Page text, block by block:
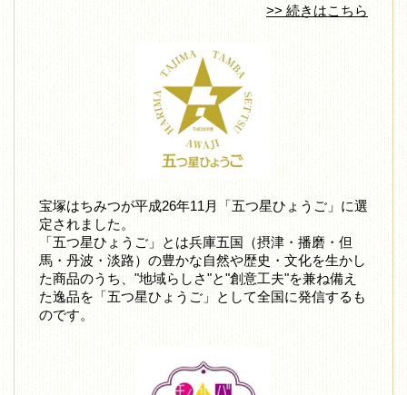
>> 続きはこちら
宝塚はちみつが平成26年11月「五つ星ひょうご」に選
定されました。
「五つ星ひょうご」とは兵庫五国（摂津・播磨・但
馬・丹波・淡路）の豊かな自然や歴史・文化を生かし
た商品のうち、"地域らしさ"と"創意工夫"を兼ね備え
た逸品を「五つ星ひょうご」として全国に発信するも
のです。